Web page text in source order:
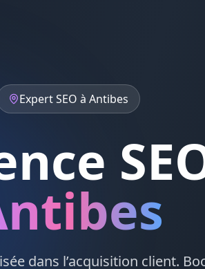
ExpertSEO à Antibes
dans l’acquisition client.